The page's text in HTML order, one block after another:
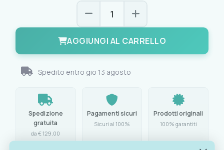
AGGIUNGI AL CARRELLO
Spedito entro gio 13 agosto
Spedizione
gratuita
da € 129,00
Pagamenti sicuri
Sicuri al 100%
Prodotti originali
100% garantiti